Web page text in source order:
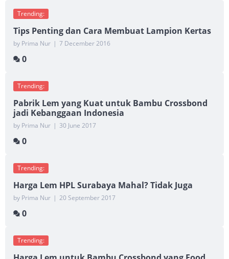
Trending:
Tips Penting dan Cara Membuat Lampion Kertas
by Prima Nur | 7 December 2016
0
Trending:
Pabrik Lem yang Kuat untuk Bambu Crossbond
jadi Kebanggaan Indonesia
by Prima Nur | 30 June 2017
0
Trending:
Harga Lem HPL Surabaya Mahal? Tidak Juga
by Prima Nur | 20 September 2017
0
Trending: